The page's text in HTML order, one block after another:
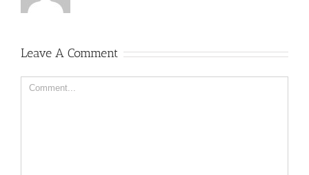
Leave A Comment
Comment